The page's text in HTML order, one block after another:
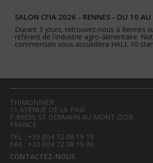
SALON CFIA 2026 - RENNES - DU 10
Durant 3 jours, retrouvez-nous à Rennes
référent de l'industrie agro-alimentaire.
commerciale vous accueillera HALL 10
THIMONNIER
11 AVENUE DE LA PAIX
F-69650 ST GERMAIN AU MONT D’OR
FRANCE
TÉL : +33 (0)4 72 08 19 19
FAX : +33 (0)4 72 08 19 00
CONTACTEZ-NOUS